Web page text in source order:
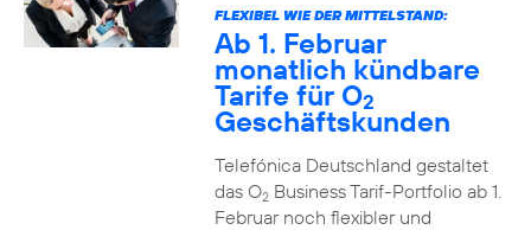
FLEXIBEL WIE DER MITTELSTAND:
Ab 1. Februar
monatlich kündbare
Tarife für O2
Geschäftskunden
Telefónica Deutschland gestaltet
das O2Business Tarif-Portfolio ab 1.
Februar noch flexibler und